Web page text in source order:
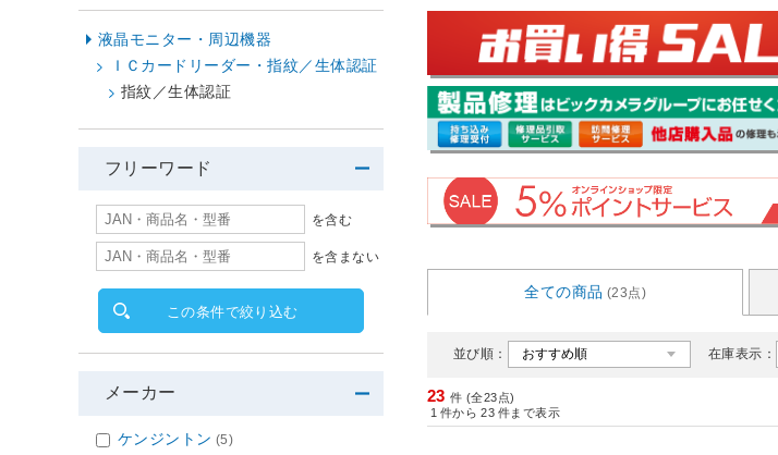
全ての商品 (23点)
並び順： 在庫表示：
23 件 (全23点)
1 件から 23 件まで表示
液晶モニター・周辺機器
ＩＣカードリーダー・指紋／生体認証
指紋／生体認証
フリーワード
を含む
を含まない
この条件で絞り込む
メーカー
ケンジントン (5)